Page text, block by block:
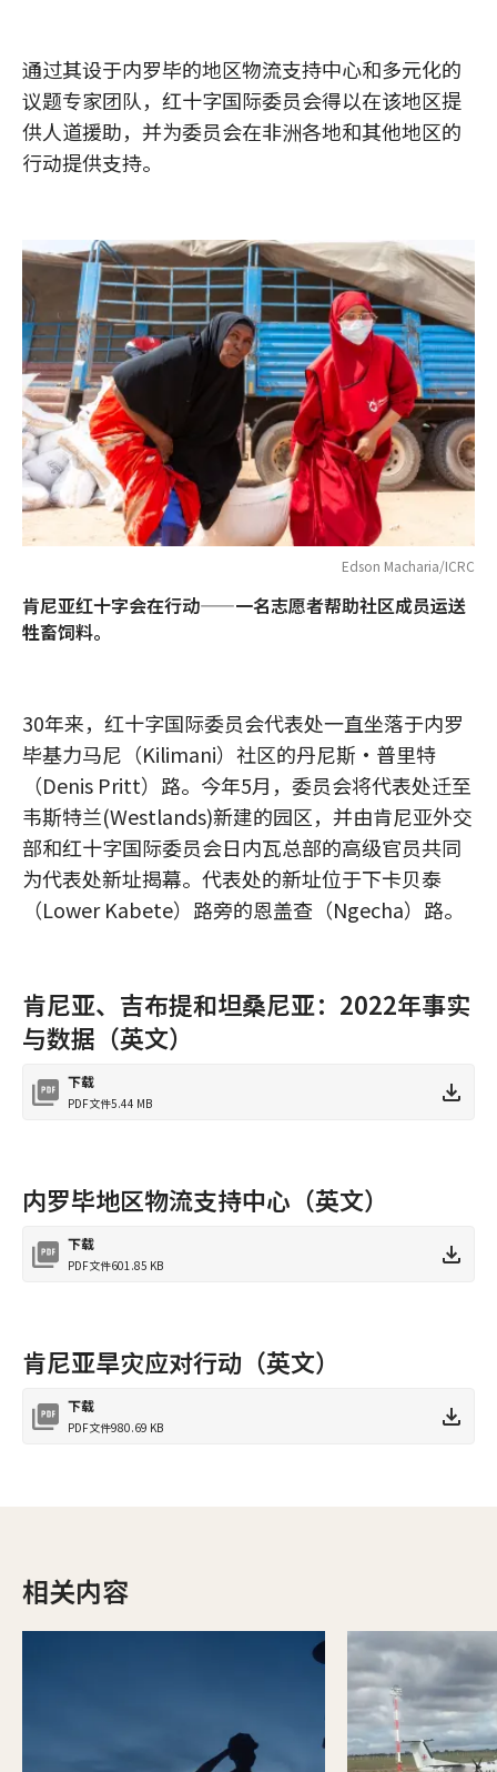
通过其设于内罗毕的地区物流支持中心和多元化的
议题专家团队，红十字国际委员会得以在该地区提
供人道援助，并为委员会在非洲各地和其他地区的
行动提供支持。
Edson Macharia/ICRC
肯尼亚红十字会在行动——一名志愿者帮助社区成员运送
牲畜饲料。
30年来，红十字国际委员会代表处一直坐落于内罗
毕基力马尼（Kilimani）社区的丹尼斯·普里特
（Denis Pritt）路。今年5月，委员会将代表处迁至
韦斯特兰(Westlands)新建的园区，并由肯尼亚外交
部和红十字国际委员会日内瓦总部的高级官员共同
为代表处新址揭幕。代表处的新址位于下卡贝泰
（Lower Kabete）路旁的恩盖查（Ngecha）路。
肯尼亚、吉布提和坦桑尼亚：2022年事实
与数据（英文）
下载
PDF文件5.44 MB
内罗毕地区物流支持中心（英文）
下载
PDF文件601.85 KB
肯尼亚旱灾应对行动（英文）
下载
PDF文件980.69 KB
相关内容